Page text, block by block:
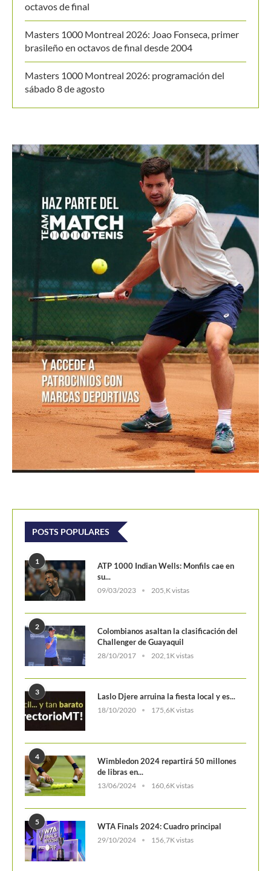
Masters 1000 Montreal 2026: programación del
sábado 8 de agosto
POSTS POPULARES
su...
09/03/2023
2
Colombianos asaltan la clasificación del
Challenger de Guayaquil
28/10/2017 202,1K vistas
3 Laslo Djere arruina la fiesta local y es...
18/10/2020 175,6K vistas
4
Wimbledon 2024 repartirá 50 millones
de libras en...
5 WTA Finals 2024: Cuadro principal
29/10/2024